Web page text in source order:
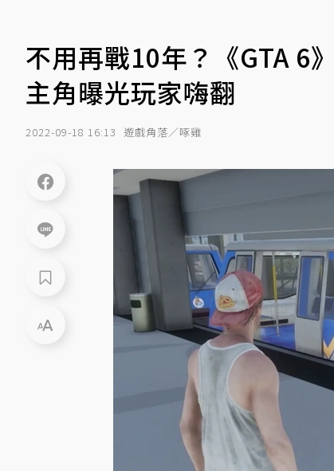
不用再戰10年？《GTA 6
主角曝光玩家嗨翻
2022-09-18 16:13 遊戲角落／啄雞